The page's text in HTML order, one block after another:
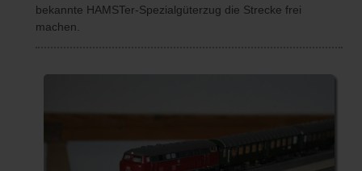
bekannte HAMSTer-Spezialgüterzug die Strecke frei
machen.